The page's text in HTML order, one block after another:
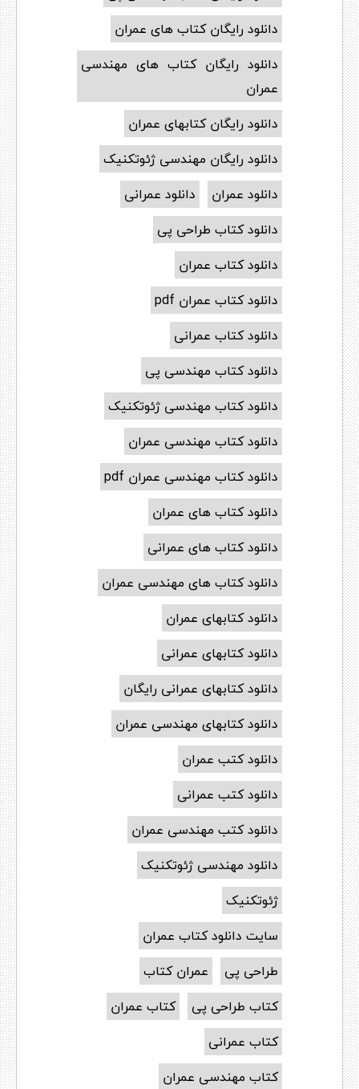
دانلود رایگان کتاب های عمران
دانلود رایگان کتاب های مهندسی
عمران
دانلود رایگان کتابهای عمران
دانلود رایگان مهندسی ژئوتکنیک
دانلود عمران
دانلود عمرانی
دانلود کتاب طراحی پی
دانلود کتاب عمران
دانلود کتاب عمران pdf
دانلود کتاب عمرانی
دانلود کتاب مهندسی پی
دانلود کتاب مهندسی ژئوتکنیک
دانلود کتاب مهندسی عمران
دانلود کتاب مهندسی عمران pdf
دانلود کتاب های عمران
دانلود کتاب های عمرانی
دانلود کتاب های مهندسی عمران
دانلود کتابهای عمران
دانلود کتابهای عمرانی
دانلود کتابهای عمرانی رایگان
دانلود کتابهای مهندسی عمران
دانلود کتب عمران
دانلود کتب عمرانی
دانلود کتب مهندسی عمران
دانلود مهندسی ژئوتکنیک
ژئوتکنیک
سایت دانلود کتاب عمران
طراحی پی
عمران کتاب
کتاب طراحی پی
کتاب عمران
کتاب عمرانی
کتاب مهندسی عمران